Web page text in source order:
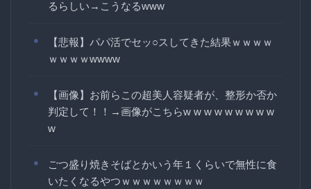
るらしい→こうなるwww
【悲報】パパ活でセッ○スしてきた結果ｗｗｗｗ
ｗｗｗｗwwww
【画像】お前らこの超美人容疑者が、整形か否か
判定して！！→画像がこちらw w w w w w w w w
w
ごつ盛り焼きそばとかいう年１くらいで無性に食
いたくなるやつｗｗｗｗｗｗｗｗ